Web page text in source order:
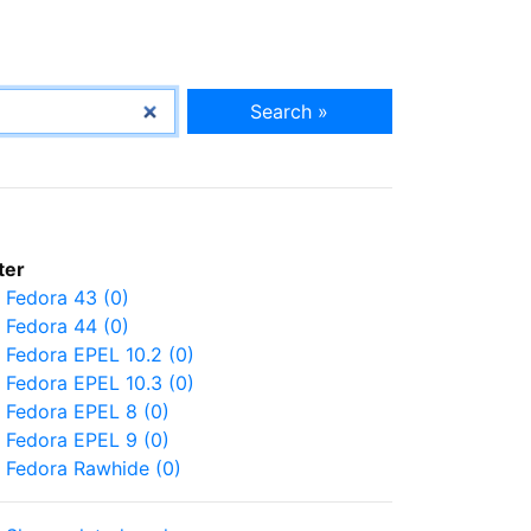
Search »
Fedora 43 (0)
Fedora 44 (0)
Fedora EPEL 10.2 (0)
Fedora EPEL 10.3 (0)
Fedora EPEL 8 (0)
Fedora EPEL 9 (0)
Fedora Rawhide (0)